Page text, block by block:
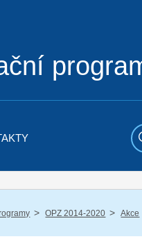
/ OPZ 2014-2020 / Akce